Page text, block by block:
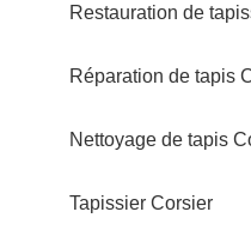
Restauration de
Réparation de tapis
Nettoyage de tapis
Tapissier Corsier